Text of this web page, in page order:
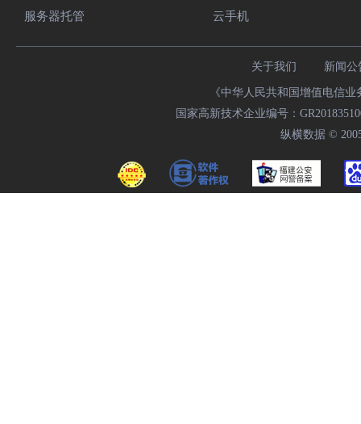
服务器托管
云手机
关于我们 新闻公
《中华人民共和国增值电信
国家高新技术企业编号：
纵横数据 ©